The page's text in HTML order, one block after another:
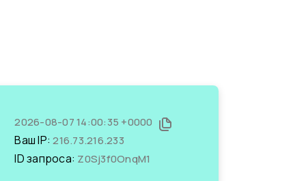
2026-08-07 14:00:35 +0000
Ваш IP:216.73.216.233
ID запроса: Z0Sj3f0OnqM1